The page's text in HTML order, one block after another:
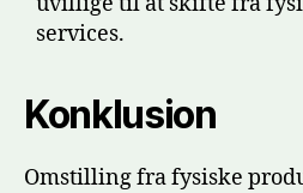
services.
Konklusion
Omstilling fra fysiske